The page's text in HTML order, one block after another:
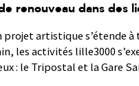
renouveau dans des
projet artistique s’étende à
les activités lille3000
: le Tripostal et la Gare